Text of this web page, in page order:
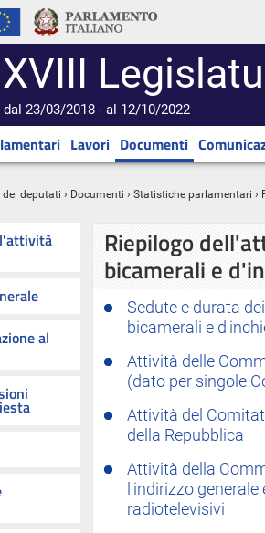
XVIII
dal 23/03/2018 - al 12/10/2022
Lavori Documenti
dei deputati › Documenti › Statistiche parlamentari ›
al
Riepilogo
bicamerali e
Sedute e durata
bicamerali e
Attività delle
(dato per singole
Attività del
della Repubblica
Attività della
l'indirizzo
radiotelevisivi